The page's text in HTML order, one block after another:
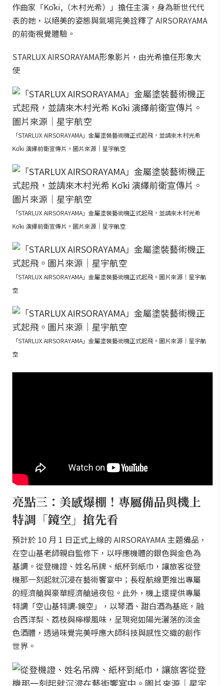
作曲家「Kōki,（木村光希）」擔任主演，身為新世代代
表的她，以絕美的姿態與氣場完美詮釋了 AIRSORAYAMA
的前衛視覺體驗。
STARLUX AIRSORAYAMA形象影片，由光希擔任形象大
使
「STARLUX AIRSORAYAMA」金屬塗裝藝術機正式起飛，並請來木村光希
Kōki 演繹前衛宣傳片。圖片來源｜星宇航空
「STARLUX AIRSORAYAMA」金屬塗裝藝術機正式起飛，並請來木村光希
Kōki 演繹前衛宣傳片。圖片來源｜星宇航空
「STARLUX AIRSORAYAMA」金屬塗裝藝術機正式起飛。圖片來源｜星宇航
空
「STARLUX AIRSORAYAMA」金屬塗裝藝術機正式起飛。圖片來源｜星宇航
空
亮點三：美感爆棚！專屬備品與機上
特調「鏡空」搶先看
預計於 10 月 1 日正式上線的 AIRSORAYAMA 主題備品，
在空山基老師親自監修下，以呼應機體的銀色與金色為
基調。從登機證、姓名吊牌、紙杯到紙巾，讓旅客從登
機那一刻起就沉浸在藝術饗宴中；長程航線更推出專屬
的經濟艙與豪華經濟艙過夜包。此外，機上還提供專屬
特調「空山基特調-鏡空」，以琴酒、甜白酒為基底，融
合西洋梨、荔枝與檸檬風味，呈現宛如陽光灑落的淡金
色酒體，透過味覺完美呼應大師科技與感性交織的創作
世界。